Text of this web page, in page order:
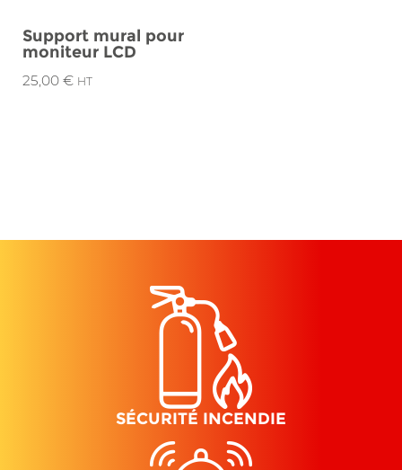
Support mural pour
moniteur LCD
25,00 € HT
SÉCURITÉ INCENDIE